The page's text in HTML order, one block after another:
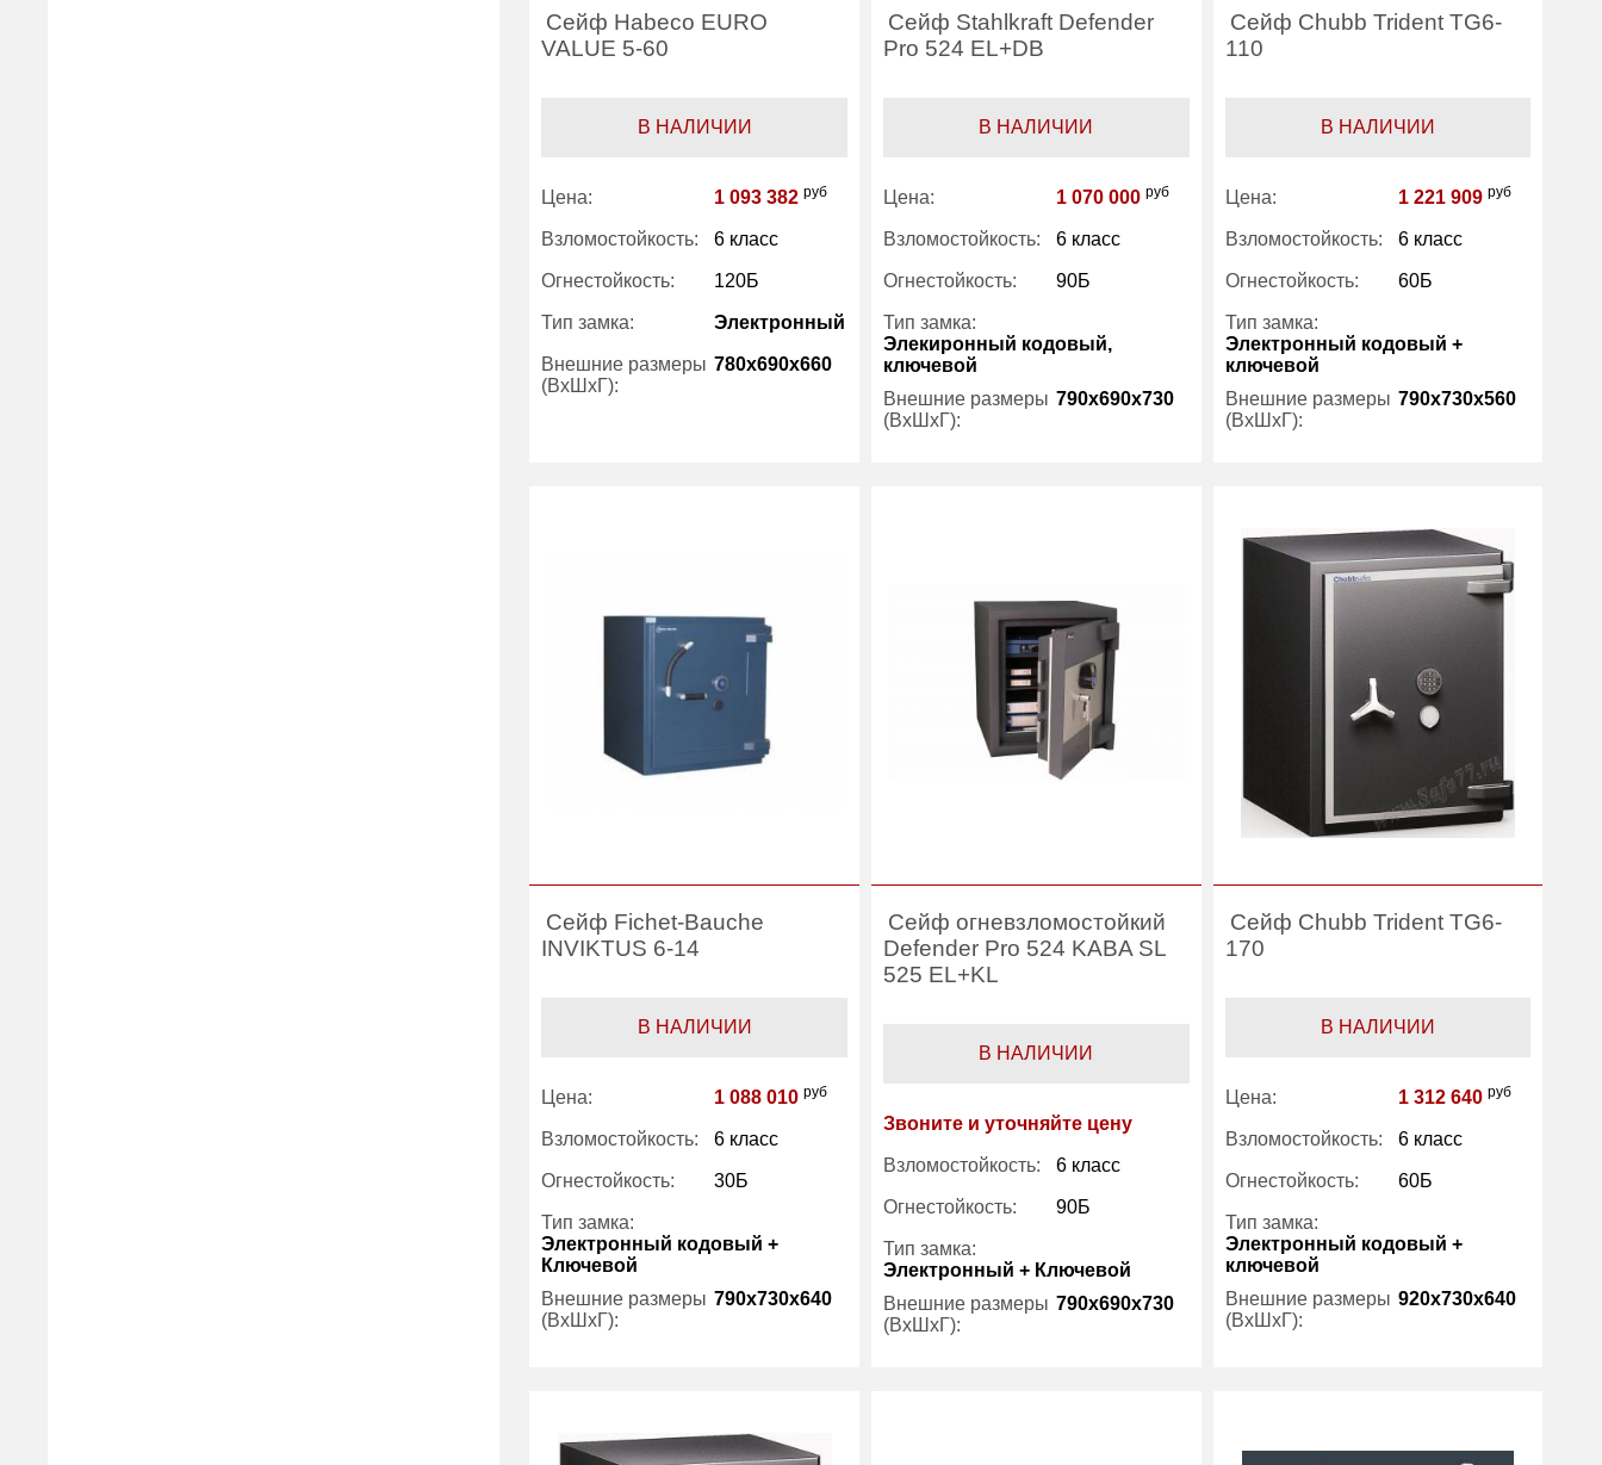
Сейф Habeco EURO
VALUE 5-60
В НАЛИЧИИ
Цена: 1 093 382 руб
Взломостойкость: 6 класс
Огнестойкость: 120Б
Тип замка: Электронный
Внешние размеры
(ВхШхГ):
780x690x660
Сейфы 6 класса
защиты
Сейф Stahlkraft Defender
Pro 524 EL+DB
В НАЛИЧИИ
Цена: 1 070 000 руб
Взломостойкость: 6 класс
Огнестойкость: 90Б
Тип замка:
Элекиронный кодовый,
ключевой
Внешние размеры
(ВхШхГ):
790x690x730
Категория:
Сейфы 6 класса
защиты
Сейф Chubb Trident TG6-
110
В НАЛИЧИИ
Цена: 1 221 909 руб
Взломостойкость: 6 класс
Огнестойкость: 60Б
Тип замка:
Электронный кодовый +
ключевой
Внешние размеры
(ВхШхГ):
790x730x560
Вес (кг): 635
Внутренний объем
111
Chubb
Сейфы 6 класса
защиты
Сейф Fichet-Bauche
INVIKTUS 6-14
В НАЛИЧИИ
Цена: 1 088 010 руб
Взломостойкость: 6 класс
Огнестойкость: 30Б
Тип замка:
Электронный кодовый +
Ключевой
Внешние размеры
(ВхШхГ):
790x730x640
(л):
Сейф огневзломостойкий
Defender Pro 524 KABA SL
525 EL+KL
В НАЛИЧИИ
Звоните и уточняйте цену
Взломостойкость: 6 класс
Огнестойкость: 90Б
Тип замка:
Электронный + Ключевой
Внешние размеры
(ВхШхГ):
790x690x730
Сейф Chubb Trident TG6-
170
В НАЛИЧИИ
Цена: 1 312 640 руб
Взломостойкость: 6 класс
Огнестойкость: 60Б
Тип замка:
Электронный кодовый +
ключевой
Внешние размеры
(ВхШхГ):
920x730x640